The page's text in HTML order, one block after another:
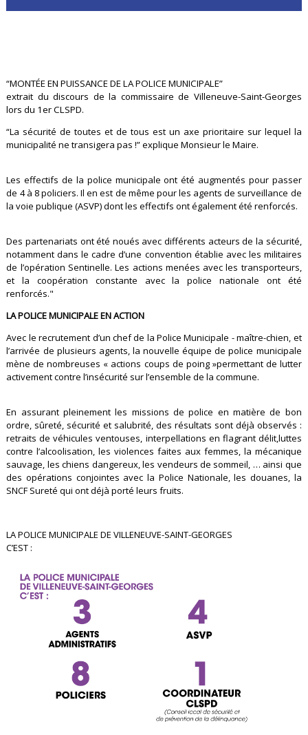
“MONTÉE EN PUISSANCE DE LA POLICE MUNICIPALE”
extrait du discours de la commissaire de Villeneuve-Saint-Georges
lors du 1er CLSPD.
“La sécurité de toutes et de tous est un axe prioritaire sur lequel la
municipalité ne transigera pas !” explique Monsieur le Maire.
Les effectifs de la police municipale ont été augmentés pour passer
de 4 à 8 policiers. Il en est de même pour les agents de surveillance de
la voie publique (ASVP) dont les effectifs ont également été renforcés.
Des partenariats ont été noués avec différents acteurs de la sécurité,
notamment dans le cadre d’une convention établie avec les militaires
de l’opération Sentinelle. Les actions menées avec les transporteurs,
et la coopération constante avec la police nationale ont été
renforcés."
LA POLICE MUNICIPALE EN ACTION
Avec le recrutement d’un chef de la Police Municipale - maître-chien, et
l’arrivée de plusieurs agents, la nouvelle équipe de police municipale
mène de nombreuses « actions coups de poing »permettant de lutter
activement contre l’insécurité sur l’ensemble de la commune.
En assurant pleinement les missions de police en matière de bon
ordre, sûreté, sécurité et salubrité, des résultats sont déjà observés :
retraits de véhicules ventouses, interpellations en flagrant délit,luttes
contre l’alcoolisation, les violences faites aux femmes, la mécanique
sauvage, les chiens dangereux, les vendeurs de sommeil, … ainsi que
des opérations conjointes avec la Police Nationale, les douanes, la
SNCF Sureté qui ont déjà porté leurs fruits.
LA POLICE MUNICIPALE DE VILLENEUVE-SAINT-GEORGES
C’EST :